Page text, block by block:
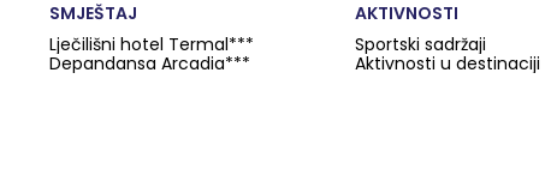
SMJEŠTAJ
Lječilišni hotel Termal***
Depandansa Arcadia***
AKTIVNOSTI
Sportski sadržaji
Aktivnosti u destinaciji